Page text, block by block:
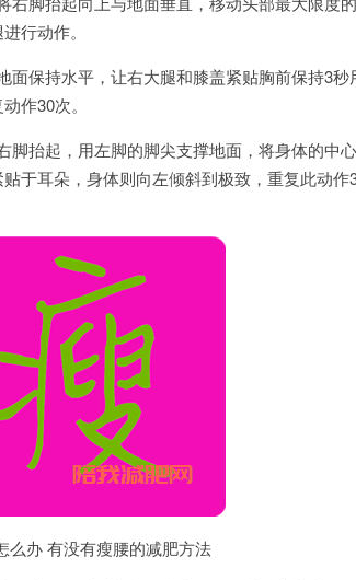
行动作。
面保持水平，让右大腿和膝盖紧贴胸前保持3秒
作30次。
脚抬起，用左脚的脚尖支撑地面，将身体的中
于耳朵，身体则向左倾斜到极致，重复此动作
么办 有没有瘦腰的减肥方法